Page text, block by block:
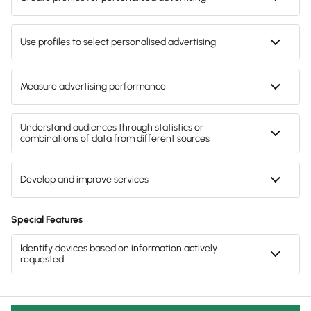
Soziale Verantwortung


 Gendergerechte Sprache
Privatsphäre-Einstellungen
Datenschutz
AGB
Impressum